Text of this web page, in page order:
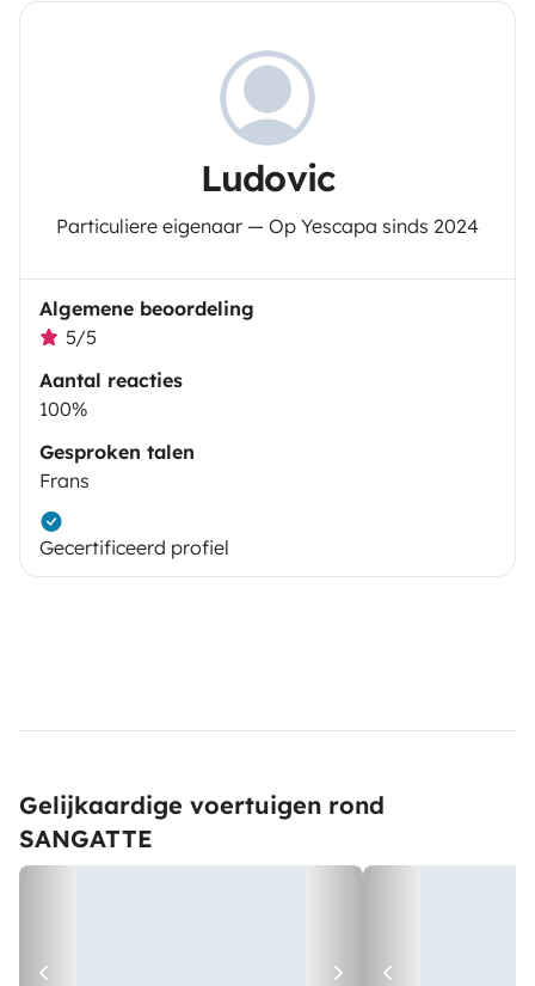
Ludovic
Particuliere eigenaar — Op Yescapa sinds 2024
Algemene beoordeling
5/5
Aantal reacties
100%
Gesproken talen
Frans
Gecertificeerd profiel
Gelijkaardige voertuigen rond
SANGATTE